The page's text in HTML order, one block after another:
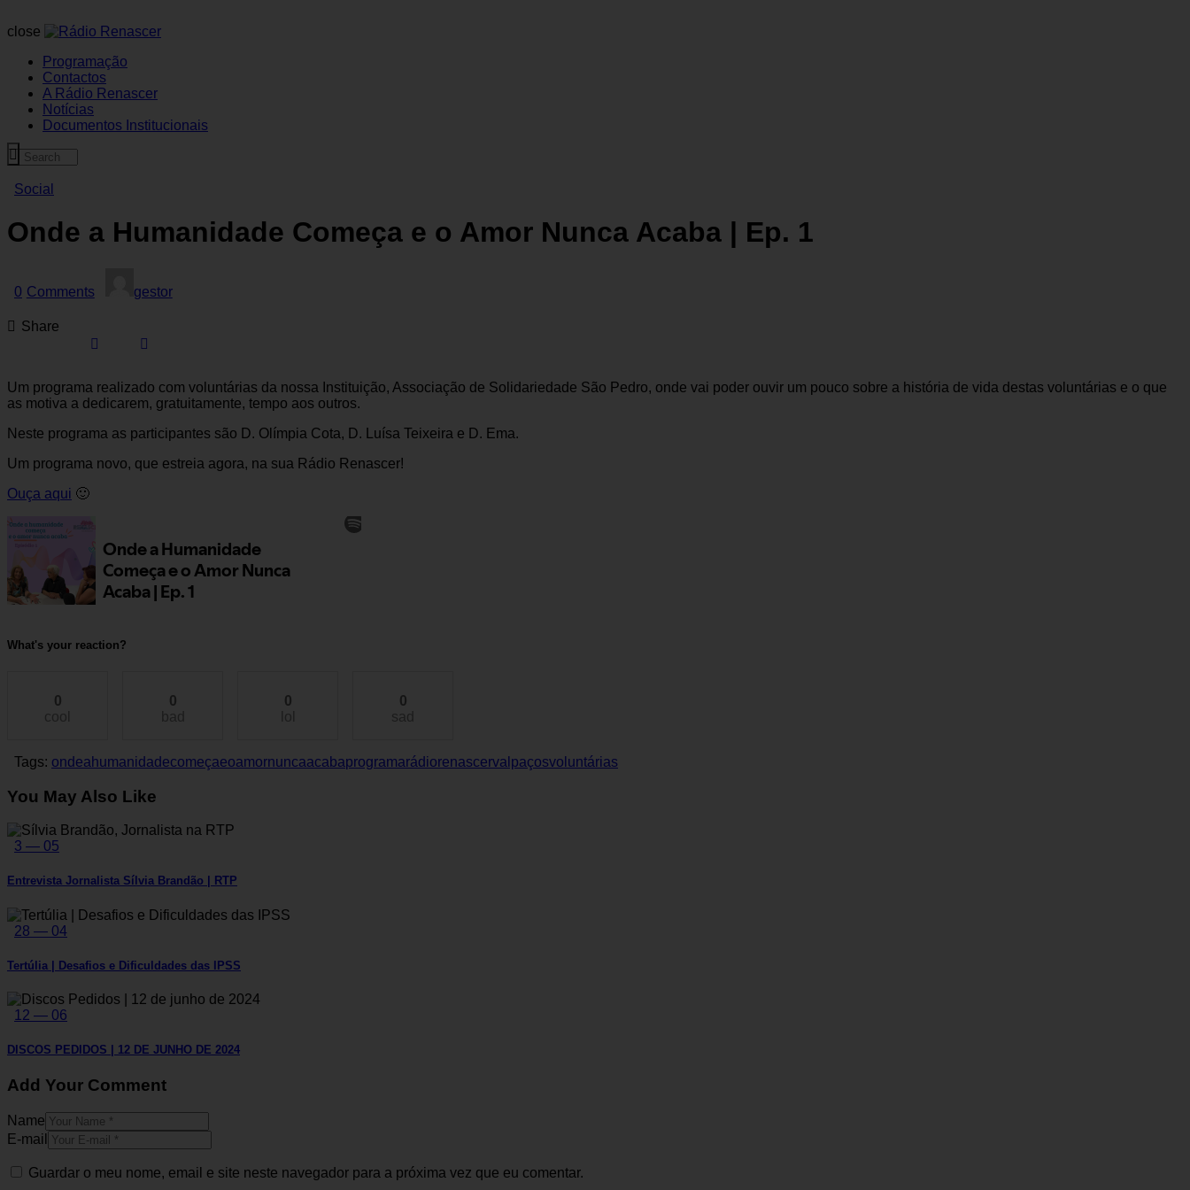
close
Programação
Contactos
A Rádio Renascer
Notícias
Documentos Institucionais
Social
Onde a Humanidade Começa e o Amor Nunca Acaba | Ep. 1
0 Comments gestor
Share
Um programa realizado com voluntárias da nossa Instituição, Associação de Solidariedade São Pedro, onde vai poder ouvir um pouco sobre a história de vida destas voluntárias e o que
as motiva a dedicarem, gratuitamente, tempo aos outros.
Neste programa as participantes são D. Olímpia Cota, D. Luísa Teixeira e D. Ema.
Um programa novo, que estreia agora, na sua Rádio Renascer!
Ouça aqui 🙂
What's your reaction?
0
cool
0
bad
0
lol
0
sad
Tags: ondeahumanidadecomeçaeoamornuncaacabaprogramarádiorenascervalpaçosvoluntárias
You May Also Like
3 — 05
Entrevista Jornalista Sílvia Brandão | RTP
28 — 04
Tertúlia | Desafios e Dificuldades das IPSS
12 — 06
DISCOS PEDIDOS | 12 DE JUNHO DE 2024
Add Your Comment
Name
E-mail
Guardar o meu nome, email e site neste navegador para a próxima vez que eu comentar.